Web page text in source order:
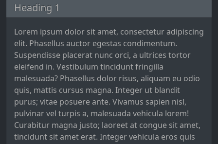
Heading 1
Lorem ipsum dolor sit amet, consectetur adipiscing
elit. Phasellus auctor egestas condimentum.
Suspendisse placerat nunc orci, a ultrices tortor
eleifend in. Vestibulum tincidunt fringilla
malesuada? Phasellus dolor risus, aliquam eu odio
quis, mattis cursus magna. Integer ut blandit
purus; vitae posuere ante. Vivamus sapien nisl,
pulvinar vel turpis a, malesuada vehicula lorem!
Curabitur magna justo; laoreet at congue sit amet,
tincidunt sit amet erat. Integer vehicula eros quis